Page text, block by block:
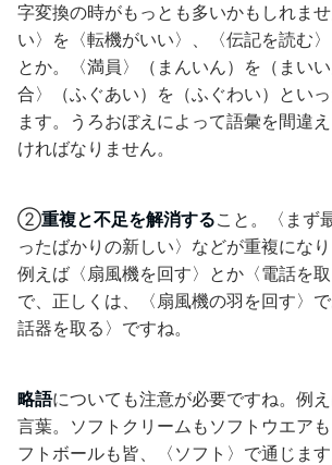
字変換の時がもっとも多いかもしれま
い〉を〈転機がいい〉、〈伝記を読む〉
とか。〈満員〉（まんいん）を（まい
合〉（ふぐあい）を（ふぐわい）とい
ます。うろおぼえによって語彙を間違
ければなりません。
②重複と不足を解消すること。〈まず
ったばかりの新しい〉などが重複になり
例えば〈扇風機を回す〉とか〈電話を
で、正しくは、〈扇風機の羽を回す〉
話器を取る〉ですね。
略語についても注意が必要ですね。例え
言葉。ソフトクリームもソフトウエア
フトボールも皆、〈ソフト〉で通じま